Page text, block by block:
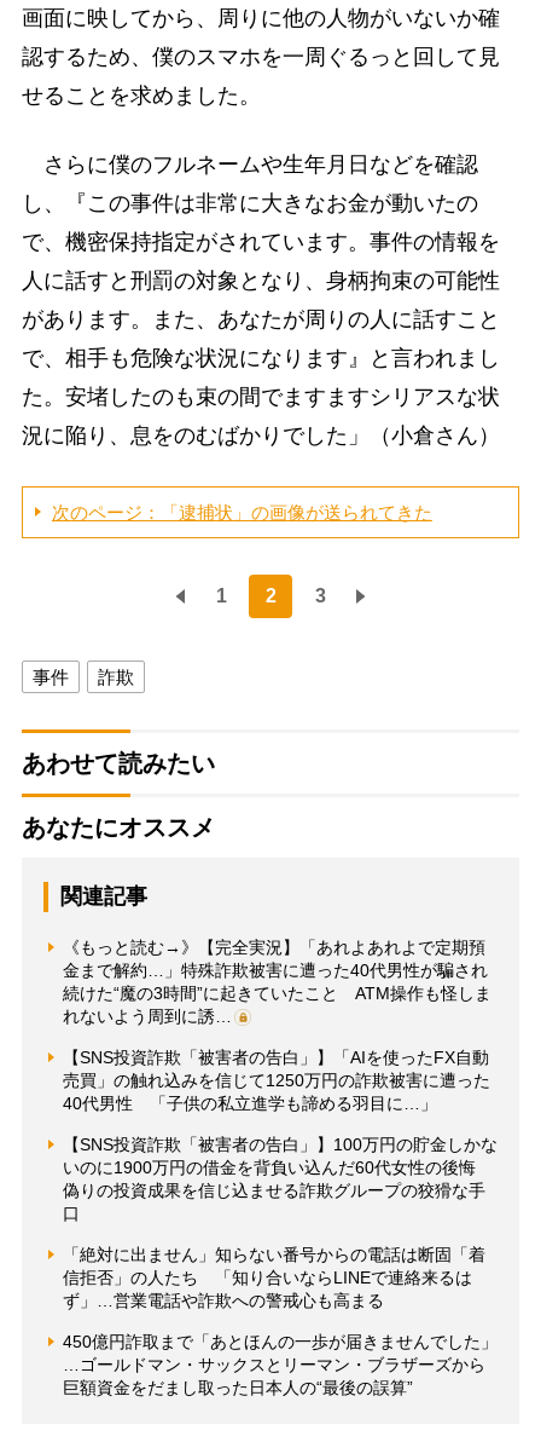
画面に映してから、周りに他の人物がいないか確
認するため、僕のスマホを一周ぐるっと回して見
せることを求めました。
さらに僕のフルネームや生年月日などを確認
し、『この事件は非常に大きなお金が動いたの
で、機密保持指定がされています。事件の情報を
人に話すと刑罰の対象となり、身柄拘束の可能性
があります。また、あなたが周りの人に話すこと
で、相手も危険な状況になります』と言われまし
た。安堵したのも束の間でますますシリアスな状
況に陥り、息をのむばかりでした」（小倉さん）
次のページ：「逮捕状」の画像が送られてきた
1 2 3
事件 詐欺
あわせて読みたい
あなたにオススメ
関連記事
《もっと読む→》【完全実況】「あれよあれよで定期預
金まで解約…」特殊詐欺被害に遭った40代男性が騙され
続けた“魔の3時間”に起きていたこと ATM操作も怪しま
れないよう周到に誘…
【SNS投資詐欺「被害者の告白」】「AIを使ったFX自動
売買」の触れ込みを信じて1250万円の詐欺被害に遭った
40代男性 「子供の私立進学も諦める羽目に…」
【SNS投資詐欺「被害者の告白」】100万円の貯金しかな
いのに1900万円の借金を背負い込んだ60代女性の後悔
偽りの投資成果を信じ込ませる詐欺グループの狡猾な手
口
「絶対に出ません」知らない番号からの電話は断固「着
信拒否」の人たち 「知り合いならLINEで連絡来るは
ず」…営業電話や詐欺への警戒心も高まる
450億円詐取まで「あとほんの一歩が届きませんでした」
…ゴールドマン・サックスとリーマン・ブラザーズから
巨額資金をだまし取った日本人の“最後の誤算”